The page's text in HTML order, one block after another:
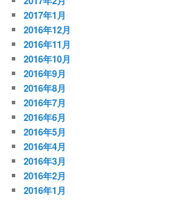
2017年1月
2016年12月
2016年11月
2016年10月
2016年9月
2016年8月
2016年7月
2016年6月
2016年5月
2016年4月
2016年3月
2016年2月
2016年1月